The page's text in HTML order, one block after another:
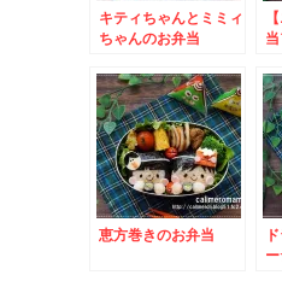
キティちゃんとミミィ
ちゃんのお弁当
当
恵方巻きのお弁当